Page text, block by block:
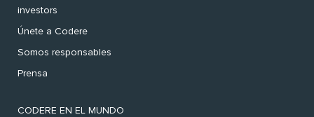
investors
Únete a Codere
Somos responsables
Prensa
CODERE EN EL MUNDO